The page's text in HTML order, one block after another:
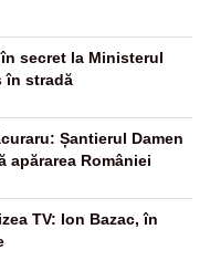
secret la Ministerul
în stradă
Șantierul Damen
apărarea României
TV: Ion Bazac, în